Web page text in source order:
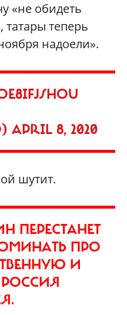
«не обидеть
теперь
надоели».
APRIL 8, 2020
шутит.
ПЕРЕСТАНЕТ
ПРО
И